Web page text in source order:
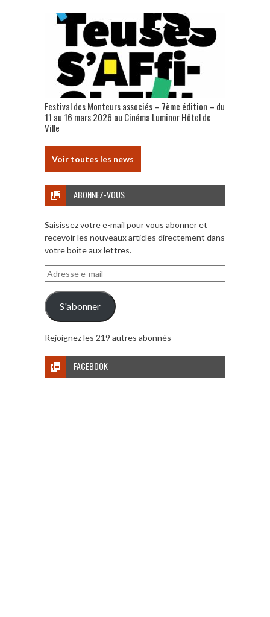
Festival des Monteurs associés – 7ème édition – du
11 au 16 mars 2026 au Cinéma Luminor Hôtel de
Ville
Voir toutes les news
ABONNEZ-VOUS
Saisissez votre e-mail pour vous abonner et
recevoir les nouveaux articles directement dans
votre boite aux lettres.
Adresse
e-
mail
S'abonner
Rejoignez les 219 autres abonnés
FACEBOOK